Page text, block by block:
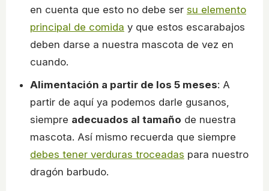
en cuenta que esto no debe ser su elemento
principal de comida y que estos escarabajos
deben darse a nuestra mascota de vez en
cuando.
Alimentación a partir de los 5 meses: A
partir de aquí ya podemos darle gusanos,
siempre adecuados al tamaño de nuestra
mascota. Así mismo recuerda que siempre
debes tener verduras troceadas para nuestro
dragón barbudo.